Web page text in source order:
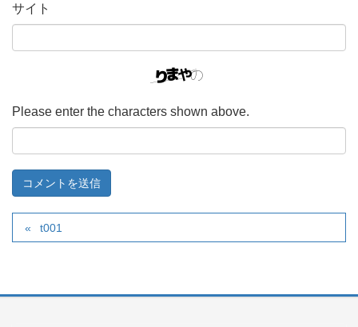
サイト
Please enter the characters shown above.
t001